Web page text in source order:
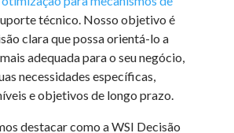
técnico. Nosso objetivo é
clara que possa orientá-lo a
adequada para o seu negócio,
necessidades específicas,
e objetivos de longo prazo.
destacar como a WSI Decisão